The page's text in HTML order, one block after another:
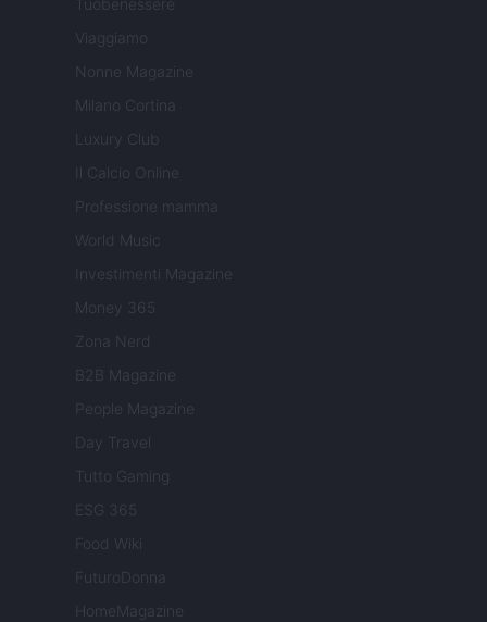
Tuobenessere
Viaggiamo
Nonne Magazine
Milano Cortina
Luxury Club
Il Calcio Online
Professione mamma
World Music
Investimenti Magazine
Money 365
Zona Nerd
B2B Magazine
People Magazine
Day Travel
Tutto Gaming
ESG 365
Food Wiki
FuturoDonna
HomeMagazine